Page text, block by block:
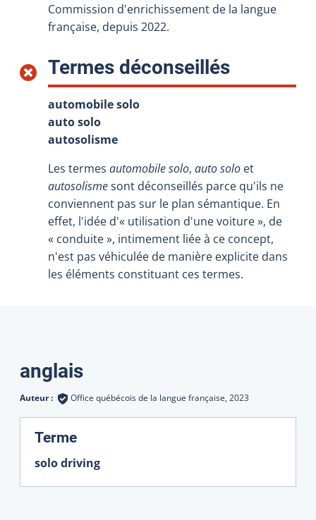
Commission d'enrichissement de la langue
française, depuis 2022.
Termes déconseillés:
automobile solo
auto solo
autosolisme
Les termes automobile solo, auto solo et
autosolismesont déconseillés parce qu'ils ne
conviennent pas sur le plan sémantique. En
effet, l'idée d'« utilisation d'une voiture », de
« conduite », intimement liée à ce concept,
n'est pas véhiculée de manière explicite dans
les éléments constituant ces termes.
Traductions
anglais
Auteur : Office québécois de la langue française, 2023
Terme:
solo driving